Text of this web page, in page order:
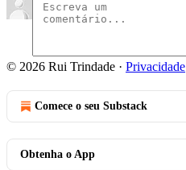
© 2026 Rui Trindade · Privacidade
Comece o seu Substack
Obtenha o App